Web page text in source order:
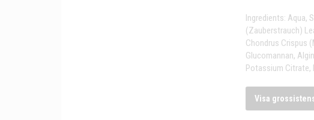
Ingredients: Aqua,
(Zauberstrauch)
Chondrus Crispus
Glucomannan,
Potassium Citrate,
Visa